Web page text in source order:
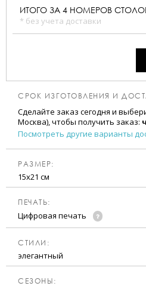
ИТОГО ЗА 4 НОМЕРОВ
* без учета доставки
СРОК ИЗГОТОВЛЕНИЯ И
Сделайте заказ сегодня и
Москва), чтобы получить заказ:
Посмотреть другие варианты
РАЗМЕР:
15х21 см
ПЕЧАТЬ:
Цифровая печать
CТИЛИ:
элегантный
CЕЗОНЫ: